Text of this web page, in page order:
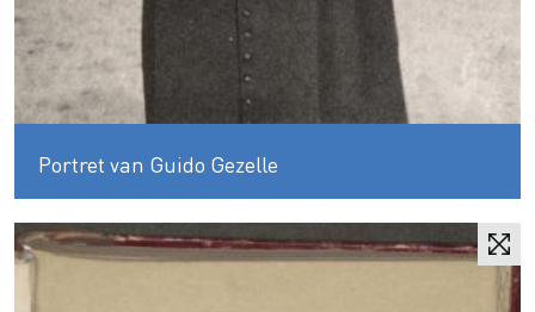
Portret van Guido Gezelle